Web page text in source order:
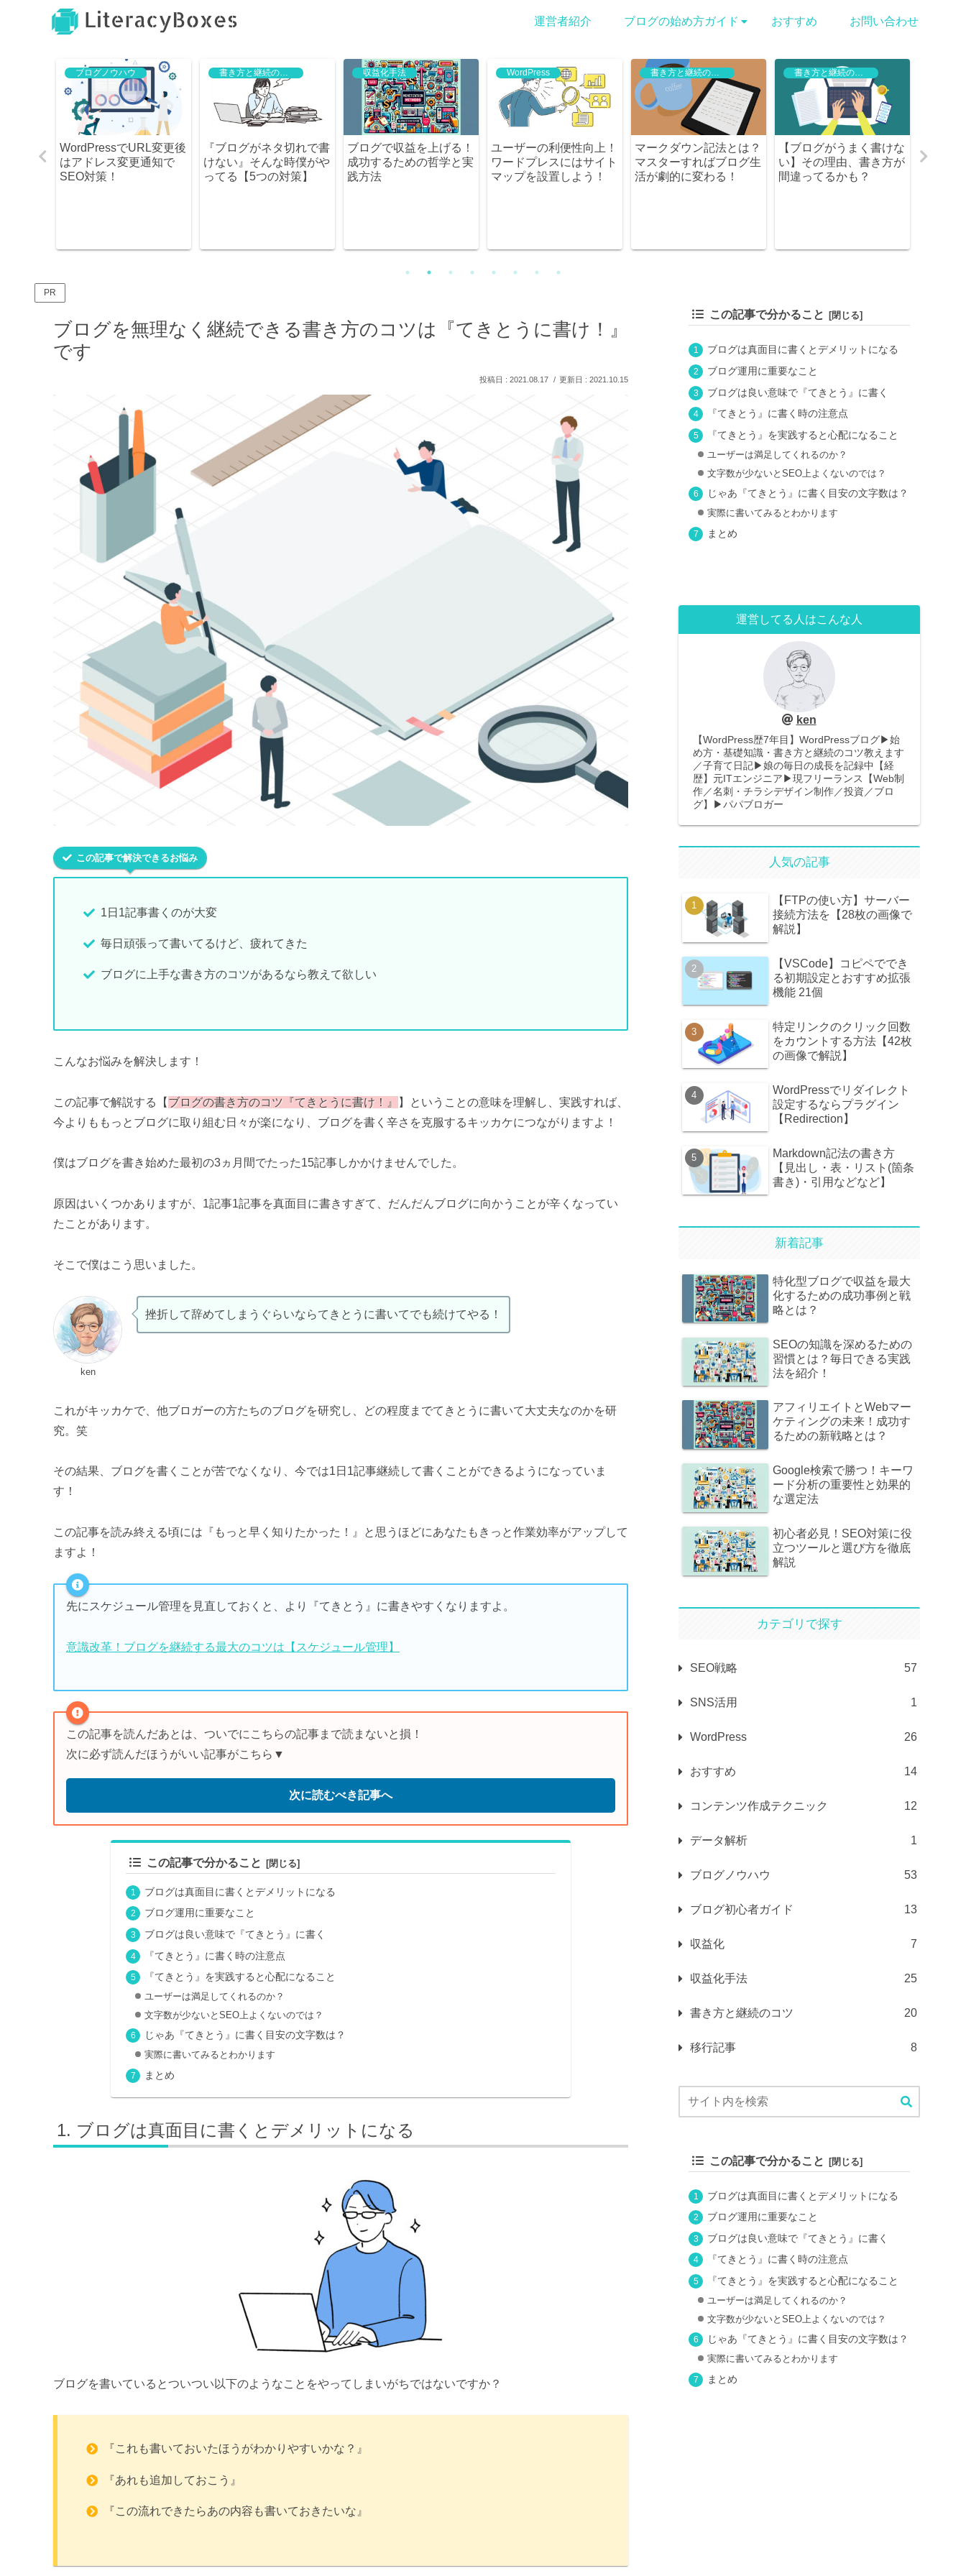
運営者紹介 ブログの始め方ガイド おすすめ お問い合わせ
ことは
ブログノウハウ
WordPressでURL変更後
はアドレス変更通知で
SEO対策！
書き方と継続のコツ
『ブログがネタ切れで書
けない』そんな時僕がや
ってる【5つの対策】
収益化手法
ブログで収益を上げる！
成功するための哲学と実
践方法
WordPress
ユーザーの利便性向上！
ワードプレスにはサイト
マップを設置しよう！
書き方と継続のコツ
マークダウン記法とは？
マスターすればブログ生
活が劇的に変わる！
書き方と継続のコツ
【ブログがうまく書けな
い】その理由、書き方が
間違ってるかも？
出会い
と成功
PR
ブログを無理なく継続できる書き方のコツは『てきとうに書け！』
です
2021.08.17 2021.10.15
この記事で解決できるお悩み
1日1記事書くのが大変
毎日頑張って書いてるけど、疲れてきた
ブログに上手な書き方のコツがあるなら教えて欲しい
こんなお悩みを解決します！
この記事で解説する【 ブログの書き方のコツ『てきとうに書け！』
】ということの意味を理解し、実践すれば、
今よりももっとブログに取り組む日々が楽になり、ブログを書く辛さを克服するキッカケにつながりますよ！
僕はブログを書き始めた最初の3ヵ月間でたった15記事しかかけませんでした。
原因はいくつかありますが、1記事1記事を真面目に書きすぎて、だんだんブログに向かうことが辛くなってい
たことがあります。
そこで僕はこう思いました。
ken
挫折して辞めてしまうぐらいならてきとうに書いてでも続けてやる！
これがキッカケで、他ブロガーの方たちのブログを研究し、どの程度までてきとうに書いて大丈夫なのかを研
究。笑
その結果、ブログを書くことが苦でなくなり、今では1日1記事継続して書くことができるようになっていま
す！
この記事を読み終える頃には『もっと早く知りたかった！』と思うほどにあなたもきっと作業効率がアップして
ますよ！
先にスケジュール管理を見直しておくと、より『てきとう』に書きやすくなりますよ。
意識改革！ブログを継続する最大のコツは【スケジュール管理】
この記事を読んだあとは、ついでにこちらの記事まで読まないと損！
次に必ず読んだほうがいい記事がこちら▼
次に読むべき記事へ
この記事で分かること
ブログは真面目に書くとデメリットになる
ブログ運用に重要なこと
ブログは良い意味で『てきとう』に書く
『てきとう』に書く時の注意点
『てきとう』を実践すると心配になること
ユーザーは満足してくれるのか？
文字数が少ないとSEO上よくないのでは？
じゃあ『てきとう』に書く目安の文字数は？
実際に書いてみるとわかります
まとめ
ブログは真面目に書くとデメリットになる
ブログを書いているとついつい以下のようなことをやってしまいがちではないですか？
『これも書いておいたほうがわかりやすいかな？』
『あれも追加しておこう』
『この流れできたらあの内容も書いておきたいな』
この記事で分かること
ブログは真面目に書くとデメリットになる
ブログ運用に重要なこと
ブログは良い意味で『てきとう』に書く
『てきとう』に書く時の注意点
『てきとう』を実践すると心配になること
ユーザーは満足してくれるのか？
文字数が少ないとSEO上よくないのでは？
じゃあ『てきとう』に書く目安の文字数は？
実際に書いてみるとわかります
まとめ
運営してる人はこんな人
ken
【WordPress歴7年目】WordPressブログ▶︎始
め方・基礎知識・書き方と継続のコツ教えます
／子育て日記▶娘の毎日の成長を記録中【経
歴】元ITエンジニア▶︎現フリーランス【Web制
作／名刺・チラシデザイン制作／投資／ブロ
グ】▶︎パパブロガー
人気の記事
【FTPの使い方】サーバー
接続方法を【28枚の画像で
解説】
【VSCode】コピペででき
る初期設定とおすすめ拡張
機能 21個
特定リンクのクリック回数
をカウントする方法【42枚
の画像で解説】
WordPressでリダイレクト
設定するならプラグイン
【Redirection】
Markdown記法の書き方
【見出し・表・リスト(箇条
書き)・引用などなど】
新着記事
特化型ブログで収益を最大
化するための成功事例と戦
略とは？
SEOの知識を深めるための
習慣とは？毎日できる実践
法を紹介！
アフィリエイトとWebマー
ケティングの未来！成功す
るための新戦略とは？
Google検索で勝つ！キーワ
ード分析の重要性と効果的
な選定法
初心者必見！SEO対策に役
立つツールと選び方を徹底
解説
カテゴリで探す
SEO戦略 57
SNS活用 1
WordPress 26
おすすめ 14
コンテンツ作成テクニック 12
データ解析 1
ブログノウハウ 53
ブログ初心者ガイド 13
収益化 7
収益化手法 25
書き方と継続のコツ 20
移行記事 8
この記事で分かること
ブログは真面目に書くとデメリットになる
ブログ運用に重要なこと
ブログは良い意味で『てきとう』に書く
『てきとう』に書く時の注意点
『てきとう』を実践すると心配になること
ユーザーは満足してくれるのか？
文字数が少ないとSEO上よくないのでは？
じゃあ『てきとう』に書く目安の文字数は？
実際に書いてみるとわかります
まとめ